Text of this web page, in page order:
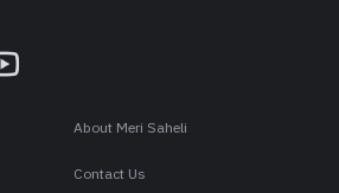
About Meri Saheli
Contact Us